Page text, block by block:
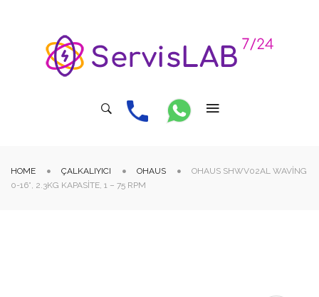
HOME ÇALKALIYICI OHAUS
OHAUS SHWV02AL WAVING
0-16°, 2.3KG KAPASITE, 1 – 75 RPM